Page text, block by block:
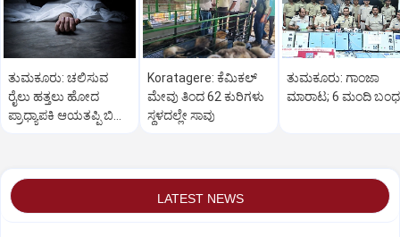
ತುಮಕೂರು: ಚಲಿಸುವ
ರೈಲು ಹತ್ತಲು ಹೋದ
ಪ್ರಾಧ್ಯಾಪಕಿ ಆಯತಪ್ಪಿ ಬಿದ್ದು
Koratagere: ಕೆಮಿಕಲ್
ಮೇವು ತಿಂದ 62 ಕುರಿಗಳು
ಸ್ಥಳದಲ್ಲೇ ಸಾವು
ತುಮಕೂರು: ಗಾಂಜಾ
ಮಾರಾಟ; 6 ಮಂದಿ
LATEST NEWS